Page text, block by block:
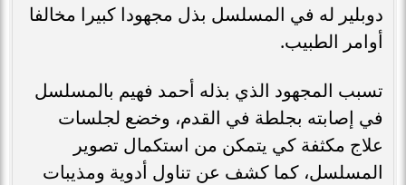
دوبلير له في المسلسل بذل مجهودا كبيرا مخالفا
أوامر الطبيب.
تسبب المجهود الذي بذله أحمد فهيم بالمسلسل
في إصابته بجلطة في القدم، وخضع لجلسات
علاج مكثفة كي يتمكن من استكمال تصوير
المسلسل، كما كشف عن تناول أدوية ومذيبات